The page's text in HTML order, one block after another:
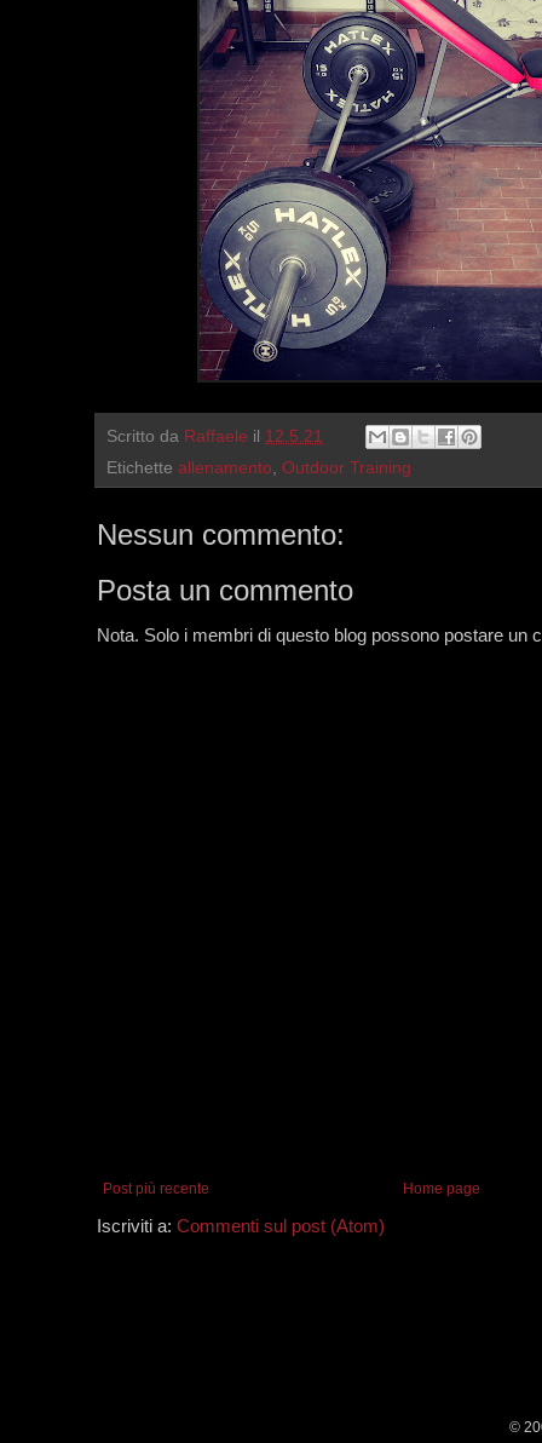
Scritto da Raffaele il 12.5.21
Etichette allenamento, Outdoor Training
Nessun commento:
Posta un commento
Nota. Solo i membri di questo blog possono postare un
Post più recente Home page
Iscriviti a: Commenti sul post (Atom)
©